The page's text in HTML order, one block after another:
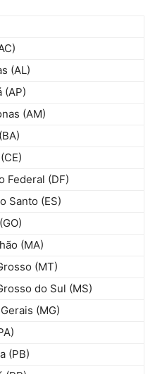
(AL)
(AP)
(AM)
Federal (DF)
Santo (ES)
(MA)
(MT)
do Sul (MS)
(MG)
(PB)